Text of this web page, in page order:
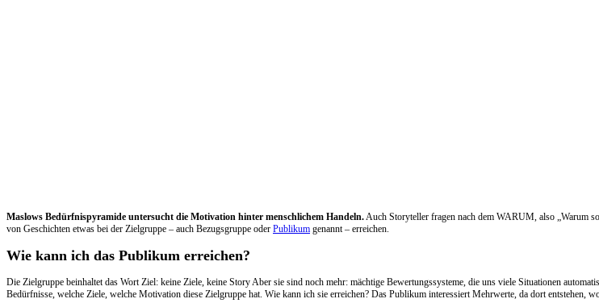
Maslows Bedürfnispyramide untersucht die Motivation hinter menschlichem Handeln.Auch Storyteller fragen nach dem WARUM, also „Warum
von Geschichten etwas bei der Zielgruppe – auch Bezugsgruppe oder Publikum genannt – erreichen.
Wie kann ich das Publikum erreichen?
Die Zielgruppe beinhaltet das Wort Ziel: keine Ziele, keine Story Aber sie sind noch mehr: mächtige Bewertungssysteme, die uns viele Situationen
Bedürfnisse, welche Ziele, welche Motivation diese Zielgruppe hat. Wie kann ich sie erreichen? Das Publikum interessiert Mehrwerte, da dort entstehen,